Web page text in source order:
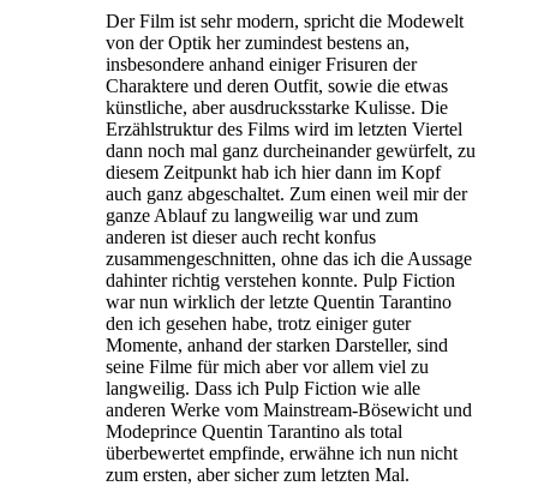
Der Film ist sehr modern, spricht die Modewelt
von der Optik her zumindest bestens an,
insbesondere anhand einiger Frisuren der
Charaktere und deren Outfit, sowie die etwas
künstliche, aber ausdrucksstarke Kulisse. Die
Erzählstruktur des Films wird im letzten Viertel
dann noch mal ganz durcheinander gewürfelt, zu
diesem Zeitpunkt hab ich hier dann im Kopf
auch ganz abgeschaltet. Zum einen weil mir der
ganze Ablauf zu langweilig war und zum
anderen ist dieser auch recht konfus
zusammengeschnitten, ohne das ich die Aussage
dahinter richtig verstehen konnte. Pulp Fiction
war nun wirklich der letzte Quentin Tarantino
den ich gesehen habe, trotz einiger guter
Momente, anhand der starken Darsteller, sind
seine Filme für mich aber vor allem viel zu
langweilig. Dass ich Pulp Fiction wie alle
anderen Werke vom Mainstream-Bösewicht und
Modeprince Quentin Tarantino als total
überbewertet empfinde, erwähne ich nun nicht
zum ersten, aber sicher zum letzten Mal.